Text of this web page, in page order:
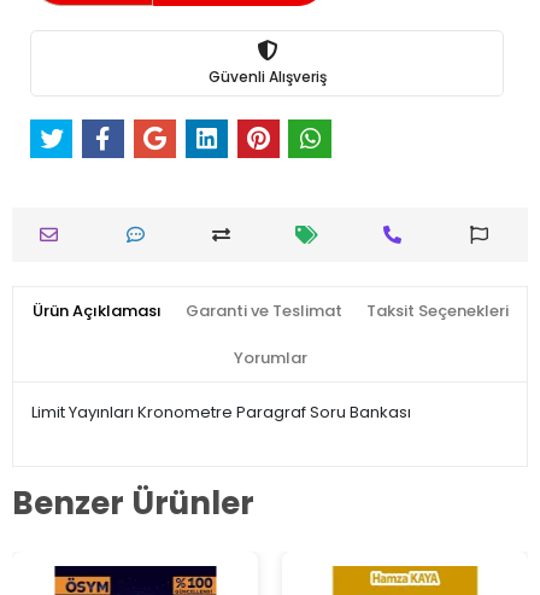
Güvenli Alışveriş
Ürün Açıklaması Garanti ve Teslimat Taksit Seçenekleri
Yorumlar
Limit Yayınları Kronometre Paragraf Soru Bankası
Benzer Ürünler